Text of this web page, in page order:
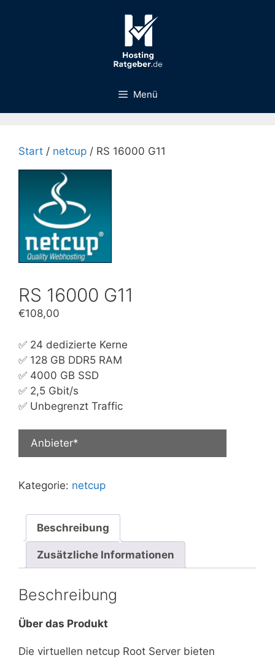
Menü
Start / netcup / RS 16000 G11
RS 16000 G11
€108,00
✅ 24 dedizierte Kerne
✅ 128 GB DDR5 RAM
✅ 4000 GB SSD
✅ 2,5 Gbit/s
✅ Unbegrenzt Traffic
Anbieter*
Kategorie: netcup
Beschreibung
Zusätzliche Informationen
Beschreibung
Über das Produkt
Die virtuellen netcup Root Server bieten